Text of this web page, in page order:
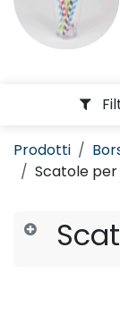
Prodotti
Scatole per